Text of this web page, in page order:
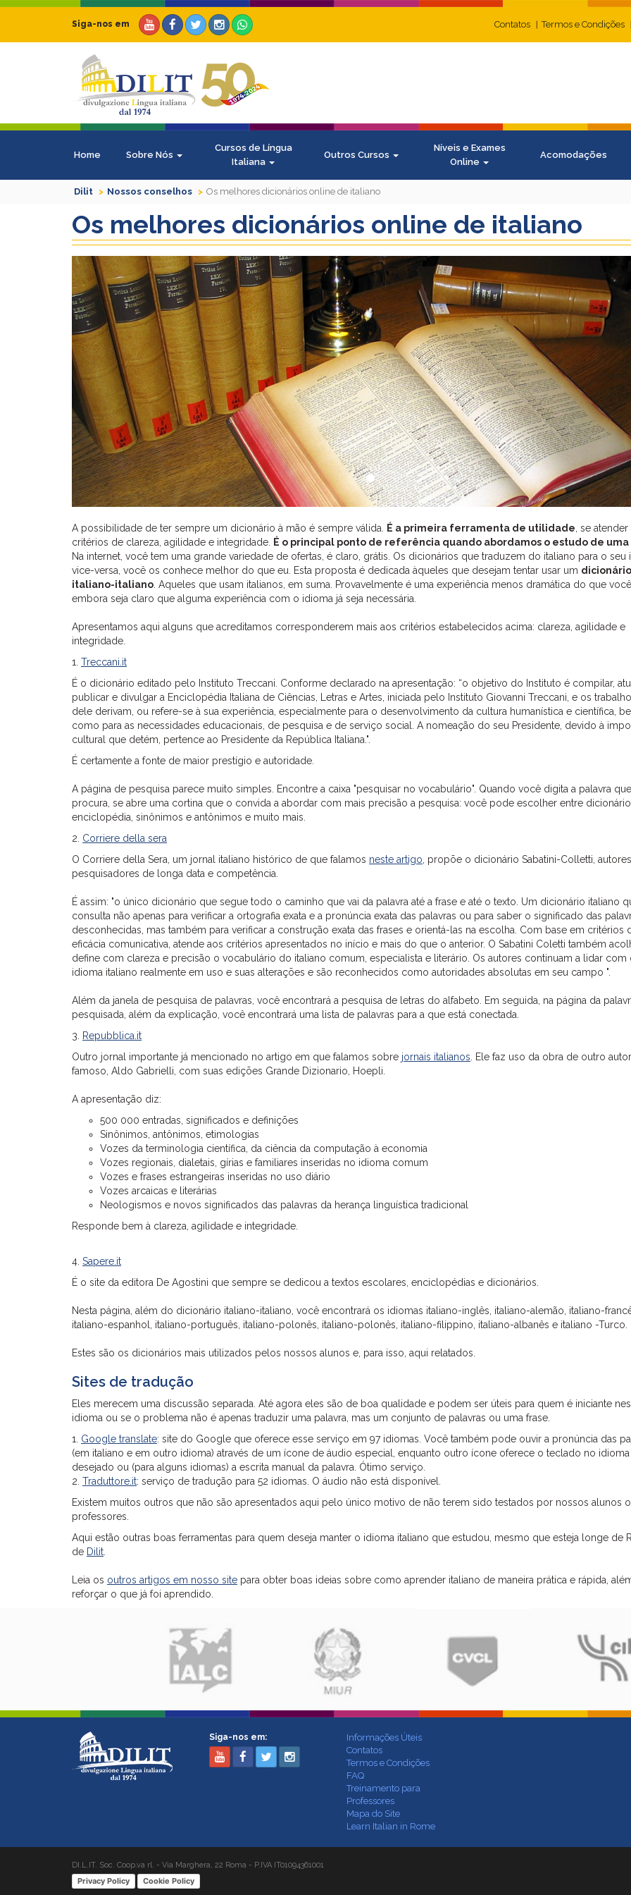
Contatos Termos e Condições
Siga-nos em
Home Sobre Nós
Cursos de Língua
Italiana
Outros Cursos
Níveis e Exames
Online
Acomodações
Dilit Nossos conselhos Os melhores dicionários online de italiano
Os melhores dicionários online de italiano
A possibilidade de ter sempre um dicionário à mão é sempre válida. É a primeira ferramenta de utilidade , se
critérios de clareza, agilidade e integridade.
É o principal ponto de referência quando abordamos o estudo de
Na internet, você tem uma grande variedade de ofertas, é claro, grátis. Os dicionários que traduzem do italiano para o seu
vice-versa, você os conhece melhor do que eu. Esta proposta é dedicada àqueles que desejam tentar usar um dicionário
italiano-italiano . Aqueles que usam italianos, em suma. Provavelmente é uma experiência menos dramática do que você
embora seja claro que alguma experiência com o idioma já seja necessária.
Apresentamos aqui alguns que acreditamos corresponderem mais aos critérios estabelecidos acima: clareza, agilidade e
integridade.
1. Treccani.it
É o dicionário editado pelo Instituto Treccani. Conforme declarado na apresentação: “o objetivo do Instituto é compilar,
publicar e divulgar a Enciclopédia Italiana de Ciências, Letras e Artes, iniciada pelo Instituto Giovanni Treccani, e os
dele derivam, ou refere-se à sua experiência, especialmente para o desenvolvimento da cultura humanística e científica,
como para as necessidades educacionais, de pesquisa e de serviço social. A nomeação do seu Presidente, devido à
cultural que detém, pertence ao Presidente da República Italiana.".
É certamente a fonte de maior prestígio e autoridade.
A página de pesquisa parece muito simples. Encontre a caixa "pesquisar no vocabulário". Quando você digita a palavra que
procura, se abre uma cortina que o convida a abordar com mais precisão a pesquisa: você pode escolher entre dicionário,
enciclopédia, sinônimos e antônimos e muito mais.
2. Corriere della sera
O Corriere della Sera, um jornal italiano histórico de que falamos neste artigo , propõe o dicionário Sabatini-Colletti,
pesquisadores de longa data e competência.
É assim: "o único dicionário que segue todo o caminho que vai da palavra até a frase e até o texto. Um dicionário italiano
consulta não apenas para verificar a ortografia exata e a pronúncia exata das palavras ou para saber o significado das
desconhecidas, mas também para verificar a construção exata das frases e orientá-las na escolha. Com base em critérios
eficácia comunicativa, atende aos critérios apresentados no início e mais do que o anterior. O Sabatini Coletti também
define com clareza e precisão o vocabulário do italiano comum, especialista e literário. Os autores continuam a lidar com
idioma italiano realmente em uso e suas alterações e são reconhecidos como autoridades absolutas em seu campo ".
Além da janela de pesquisa de palavras, você encontrará a pesquisa de letras do alfabeto. Em seguida, na página da
pesquisada, além da explicação, você encontrará uma lista de palavras para a que está conectada.
3.
Repubblica.it
Outro jornal importante já mencionado no artigo em que falamos sobre jornais italianos . Ele faz uso da obra de outro autor
famoso, Aldo Gabrielli, com suas edições Grande Dizionario, Hoepli.
A apresentação diz:
500 000 entradas, significados e definições
Sinônimos, antônimos, etimologias
Vozes da terminologia científica, da ciência da computação à economia
Vozes regionais, dialetais, gírias e familiares inseridas no idioma comum
Vozes e frases estrangeiras inseridas no uso diário
Vozes arcaicas e literárias
Neologismos e novos significados das palavras da herança linguística tradicional
Responde bem à clareza, agilidade e integridade.
4. Sapere.it
É o site da editora De Agostini que sempre se dedicou a textos escolares, enciclopédias e dicionários.
Nesta página, além do dicionário italiano-italiano, você encontrará os idiomas italiano-inglês, italiano-alemão, italiano-
italiano-espanhol, italiano-português, italiano-polonês, italiano-polonês, italiano-filippino, italiano-albanês e italiano -Turco.
Estes são os dicionários mais utilizados pelos nossos alunos e, para isso, aqui relatados.
Sites de tradução
Eles merecem uma discussão separada. Até agora eles são de boa qualidade e podem ser úteis para quem é iniciante
idioma ou se o problema não é apenas traduzir uma palavra, mas um conjunto de palavras ou uma frase.
1. Google translate: site do Google que oferece esse serviço em 97 idiomas. Você também pode ouvir a pronúncia das
(em italiano e em outro idioma) através de um ícone de áudio especial, enquanto outro ícone oferece o teclado no idioma
desejado ou (para alguns idiomas) a escrita manual da palavra. Ótimo serviço.
2. Traduttore.it: serviço de tradução para 52 idiomas. O áudio não está disponível.
Existem muitos outros que não são apresentados aqui pelo único motivo de não terem sido testados por nossos alunos
professores.
Aqui estão outras boas ferramentas para quem deseja manter o idioma italiano que estudou, mesmo que esteja longe de
de Dilit
Leia os outros artigos em nosso site para obter boas ideias sobre como aprender italiano de maneira prática e rápida,
reforçar o que já foi aprendido.
Siga-nos em:
Informações Úteis
Contatos
Termos e Condições
FAQ
Treinamento para
Professores
Mapa do Site
Learn Italian in Rome
DI.L.IT. Soc. Coop.va rl. - Via Marghera, 22 Roma - P.IVA IT01094361001
Privacy Policy Cookie Policy